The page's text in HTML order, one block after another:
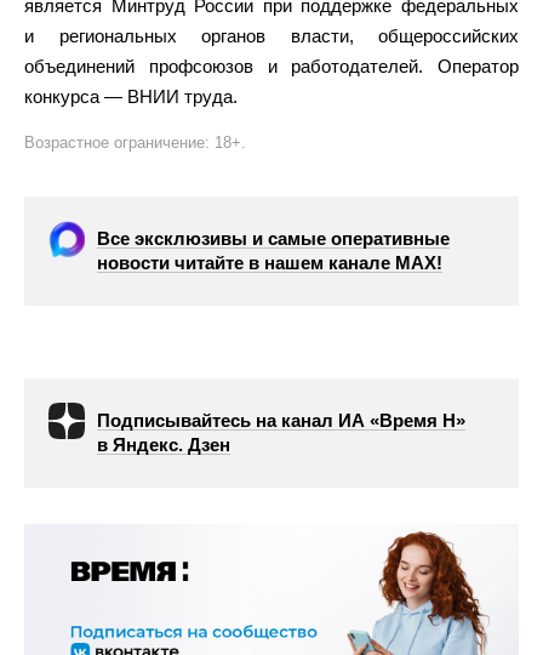
является Минтруд России при поддержке федеральных
и региональных органов власти, общероссийских
объединений профсоюзов и работодателей. Оператор
конкурса — ВНИИ труда.
Возрастное ограничение: 18+.
Все эксклюзивы и самые оперативные
новости читайте в нашем канале МАХ!
Подписывайтесь на канал ИА «Время Н»
в Яндекс. Дзен